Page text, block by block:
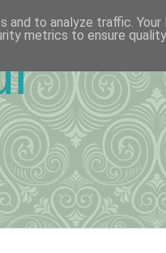
to analyze traffic. Your
metrics to ensure